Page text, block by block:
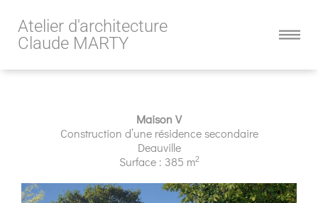
Atelier d'architecture
Claude MARTY
Maison V
Construction d’une résidence secondaire
Deauville
Surface : 385 m2